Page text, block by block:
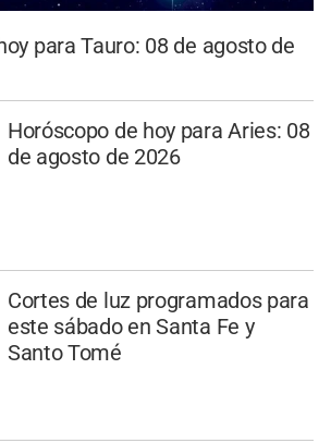
para Tauro: 08 de agosto de
Horóscopo de hoy para Aries: 08
de agosto de 2026
Cortes de luz programados para
este sábado en Santa Fe y
Santo Tomé